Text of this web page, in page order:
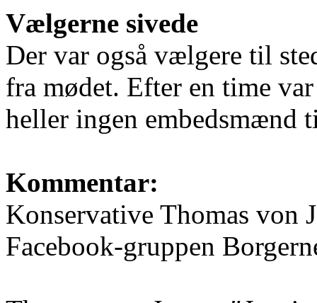
Vælgerne sivede
Der var også vælgere til
fra mødet. Efter en time
heller ingen embedsmænd
Kommentar:
Konservative Thomas von
Facebook-gruppen